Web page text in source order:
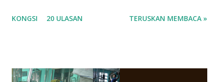
ko.. masa tu aku baru je ada anak sorang dan aku hentam je
tanya sapa-sapa pun masa tu.. bila fikir-fikirkan balik terasa
KONGSI 20 ULASAN TERUSKAN MEMBACA »